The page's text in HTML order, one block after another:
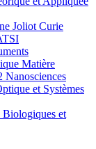
Joliot Curie
Matière
et Systèmes
Biologiques et